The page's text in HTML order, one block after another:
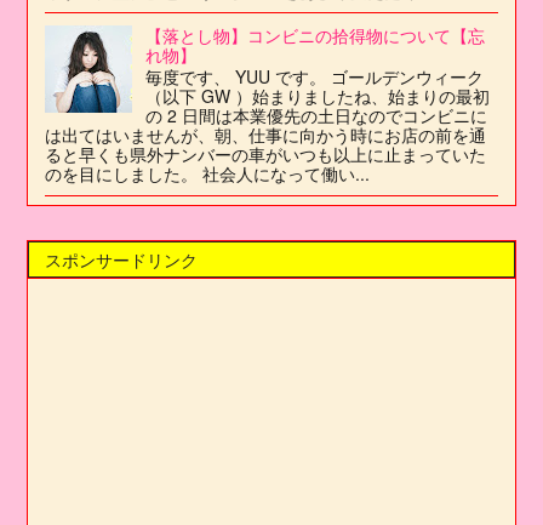
【落とし物】コンビニの拾得物について【忘
れ物】
毎度です、 YUU です。 ゴールデンウィーク
（以下 GW ）始まりましたね、始まりの最初
の 2 日間は本業優先の土日なのでコンビニに
は出てはいませんが、朝、仕事に向かう時にお店の前を通
ると早くも県外ナンバーの車がいつも以上に止まっていた
のを目にしました。 社会人になって働い...
スポンサードリンク